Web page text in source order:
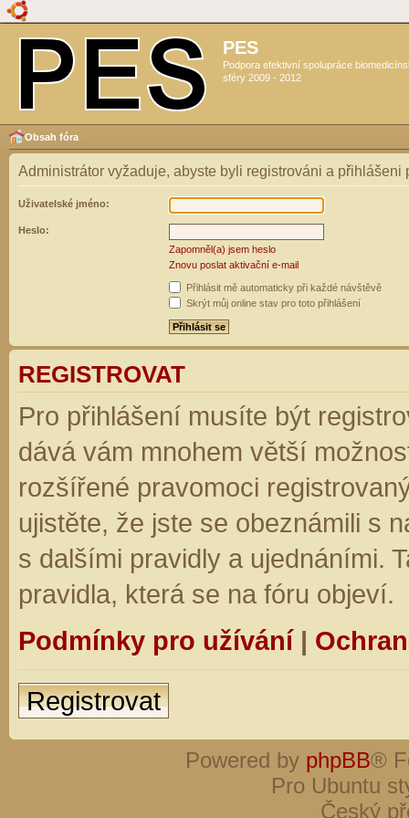
PES
Podpora efektivní spolupráce
sféry 2009 - 2012
Obsah fóra
Administrátor vyžaduje, abyste byli registrováni a přihlášeni
Uživatelské jméno:
Heslo:
Zapomněl(a) jsem heslo
Znovu poslat aktivační e-mail
Přihlásit mě automaticky při každé návštěvě
Skrýt můj online stav pro toto přihlášení
REGISTROVAT
Pro přihlášení musíte být
dává vám mnohem větší
rozšířené pravomoci
ujistěte, že jste se obeznámili s
s dalšími pravidly a ujednáními.
pravidla, která se na fóru objeví.
Podmínky pro užívání|
Registrovat
Powered by phpBB®
Pro Ubuntu
Český